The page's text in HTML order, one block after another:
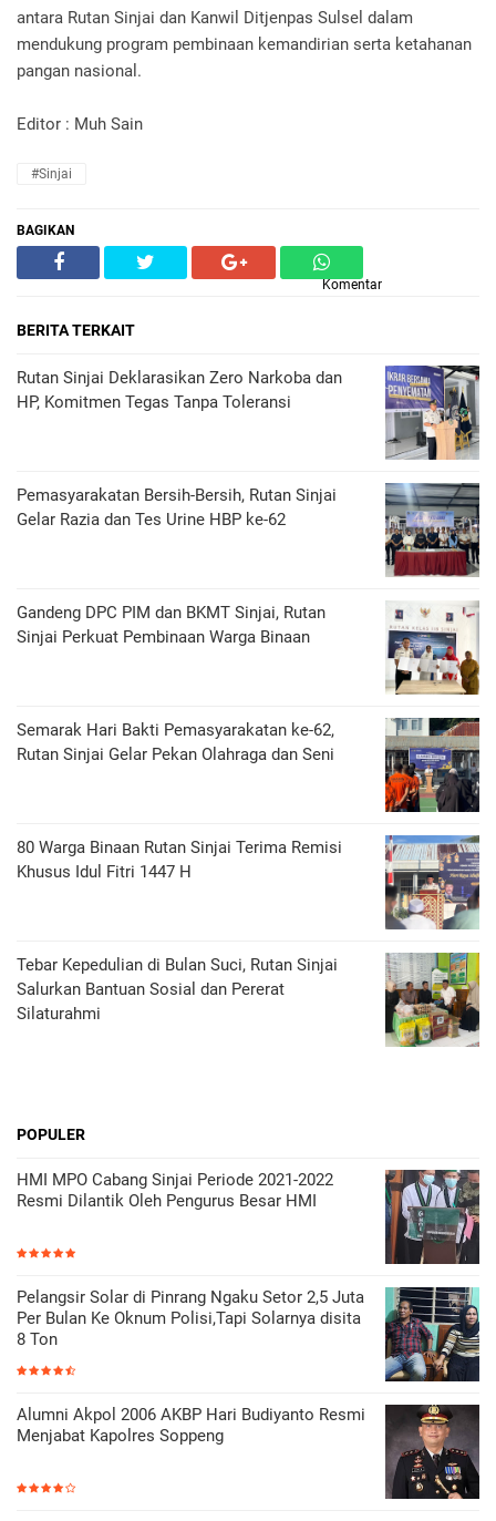
antara Rutan Sinjai dan Kanwil Ditjenpas Sulsel dalam
mendukung program pembinaan kemandirian serta ketahanan
pangan nasional.
Editor : Muh Sain
#Sinjai
BAGIKAN
Komentar
BERITA TERKAIT
Rutan Sinjai Deklarasikan Zero Narkoba dan
HP, Komitmen Tegas Tanpa Toleransi
Pemasyarakatan Bersih-Bersih, Rutan Sinjai
Gelar Razia dan Tes Urine HBP ke-62
Gandeng DPC PIM dan BKMT Sinjai, Rutan
Sinjai Perkuat Pembinaan Warga Binaan
Semarak Hari Bakti Pemasyarakatan ke-62,
Rutan Sinjai Gelar Pekan Olahraga dan Seni
80 Warga Binaan Rutan Sinjai Terima Remisi
Khusus Idul Fitri 1447 H
Tebar Kepedulian di Bulan Suci, Rutan Sinjai
Salurkan Bantuan Sosial dan Pererat
Silaturahmi
POPULER
HMI MPO Cabang Sinjai Periode 2021-2022
Resmi Dilantik Oleh Pengurus Besar HMI
Pelangsir Solar di Pinrang Ngaku Setor 2,5 Juta
Per Bulan Ke Oknum Polisi,Tapi Solarnya disita
8 Ton
Alumni Akpol 2006 AKBP Hari Budiyanto Resmi
Menjabat Kapolres Soppeng